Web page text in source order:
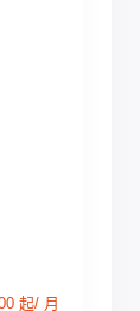
起/ 月